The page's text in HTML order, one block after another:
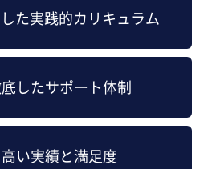
た実践的カリキュラム
したサポート体制
い実績と満足度